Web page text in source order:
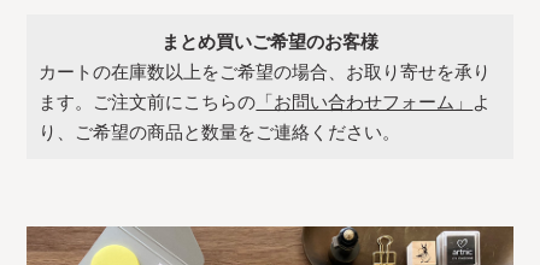
まとめ買いご希望のお客様
カートの在庫数以上をご希望の場合、お取り寄せを承り
ます。ご注文前にこちらの 「お問い合わせフォーム」 よ
り、ご希望の商品と数量をご連絡ください。